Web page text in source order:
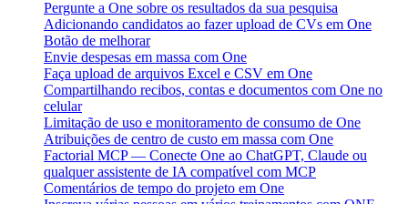
Pergunte a One sobre os resultados da sua pesquisa
Adicionando candidatos ao fazer upload de CVs em One
Botão de melhorar
Envie despesas em massa com One
Faça upload de arquivos Excel e CSV em One
Compartilhando recibos, contas e documentos com One no
celular
Limitação de uso e monitoramento de consumo de One
Atribuições de centro de custo em massa com One
Factorial MCP — Conecte One ao ChatGPT, Claude ou
qualquer assistente de IA compatível com MCP
Comentários de tempo do projeto em One